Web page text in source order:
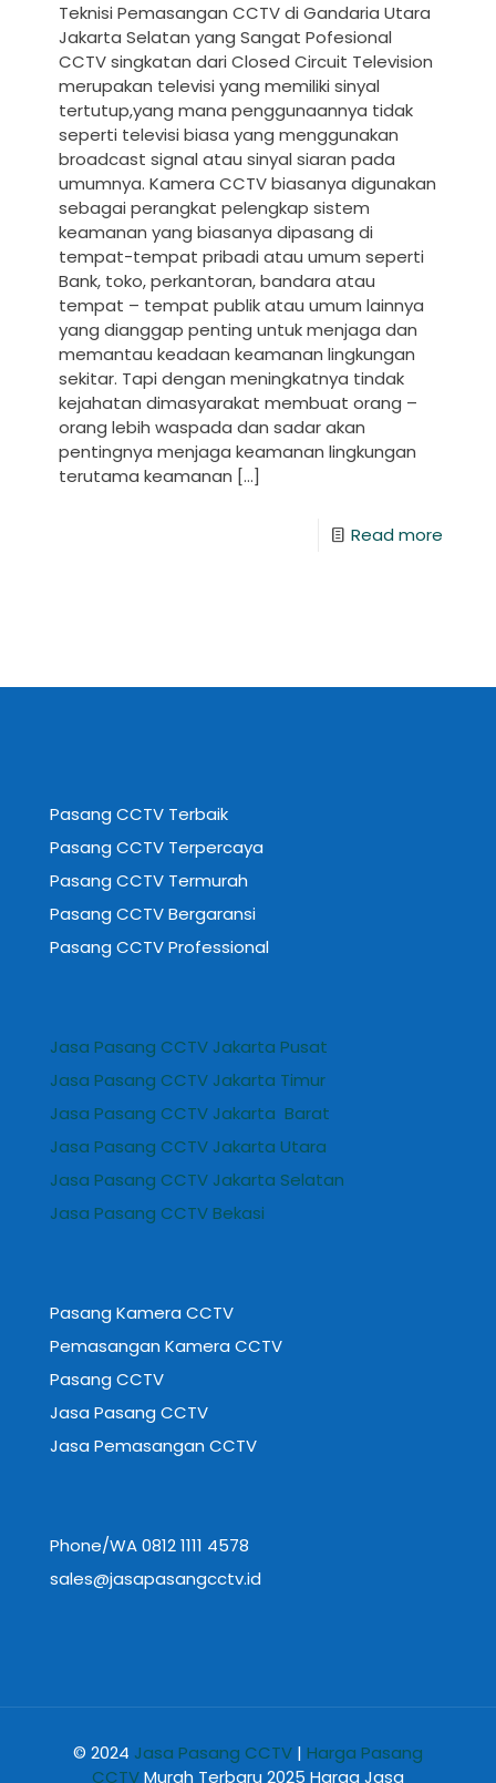
Teknisi Pemasangan CCTV di Gandaria Utara
Jakarta Selatan yang Sangat Pofesional
CCTV singkatan dari Closed Circuit Television
merupakan televisi yang memiliki sinyal
tertutup,yang mana penggunaannya tidak
seperti televisi biasa yang menggunakan
broadcast signal atau sinyal siaran pada
umumnya. Kamera CCTV biasanya digunakan
sebagai perangkat pelengkap sistem
keamanan yang biasanya dipasang di
tempat-tempat pribadi atau umum seperti
Bank, toko, perkantoran, bandara atau
tempat – tempat publik atau umum lainnya
yang dianggap penting untuk menjaga dan
memantau keadaan keamanan lingkungan
sekitar. Tapi dengan meningkatnya tindak
kejahatan dimasyarakat membuat orang –
orang lebih waspada dan sadar akan
pentingnya menjaga keamanan lingkungan
terutama keamanan […]
Read more
Pasang CCTV Terbaik
Pasang CCTV Terpercaya
Pasang CCTV Termurah
Pasang CCTV Bergaransi
Pasang CCTV Professional
Jasa Pasang CCTV Jakarta Pusat
Jasa Pasang CCTV Jakarta Timur
Jasa Pasang CCTV Jakarta Barat
Jasa Pasang CCTV Jakarta Utara
Jasa Pasang CCTV Jakarta Selatan
Jasa Pasang CCTV Bekasi
Pasang Kamera CCTV
Pemasangan Kamera CCTV
Pasang CCTV
Jasa Pasang CCTV
Jasa Pemasangan CCTV
Phone/WA 0812 1111 4578
sales@jasapasangcctv.id
© 2024 Jasa Pasang CCTV | Harga Pasang
CCTVMurah Terbaru 2025 Harga Jasa